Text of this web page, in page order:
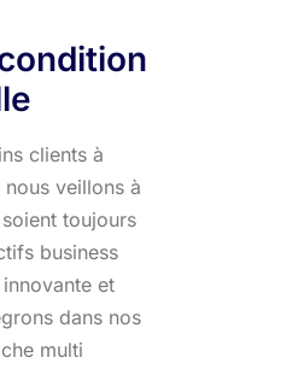
clients à
veillons à
toujours
business
et
dans nos
multi